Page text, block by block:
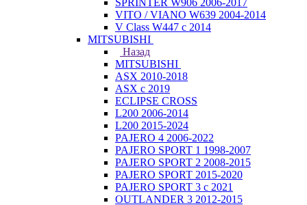
SPRINTER W906 2006-2017
VITO / VIANO W639 2004-2014
V Class W447 с 2014
MITSUBISHI
Назад
MITSUBISHI
ASX 2010-2018
ASX с 2019
ECLIPSE CROSS
L200 2006-2014
L200 2015-2024
PAJERO 4 2006-2022
PAJERO SPORT 1 1998-2007
PAJERO SPORT 2 2008-2015
PAJERO SPORT 2015-2020
PAJERO SPORT 3 с 2021
OUTLANDER 3 2012-2015